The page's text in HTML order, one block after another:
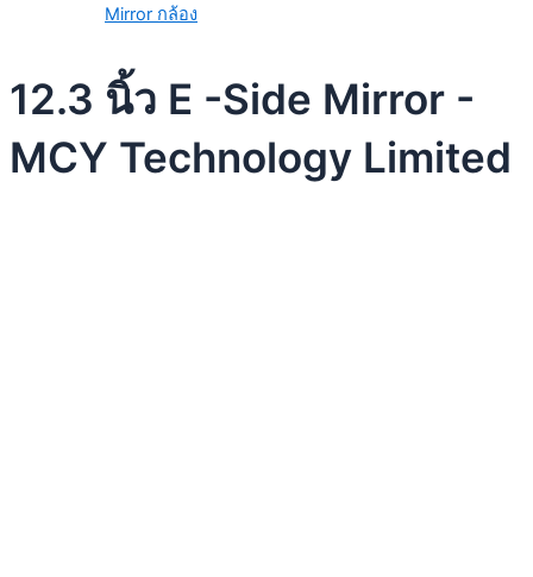
Mirror กล้อง
12.3 นิ้ว E -Side Mirror -
MCY Technology Limited